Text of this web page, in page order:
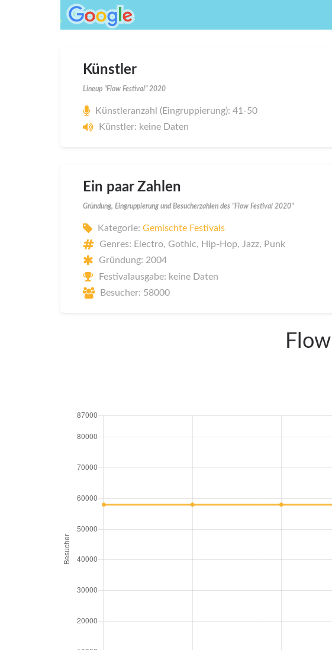
Künstler
Lineup "Flow Festival" 2020
Künstleranzahl (Eingruppierung): 41-50
Künstler: keine Daten
Ein paar Zahlen
Gründung, Eingruppierung und Besucherzahlen des "Flow Festival 2020"
Kategorie: Gemischte Festivals
Genres: Electro, Gothic, Hip-Hop, Jazz, Punk
Gründung: 2004
Festivalausgabe: keine Daten
Besucher: 58000